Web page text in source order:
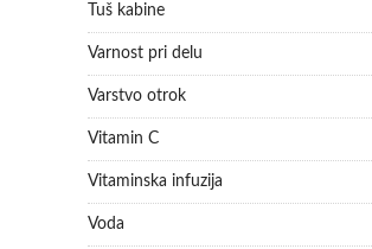
Tuš kabine
Varnost pri delu
Varstvo otrok
Vitamin C
Vitaminska infuzija
Voda